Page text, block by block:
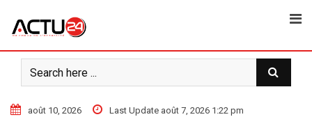
août 10, 2026
Last Update août 7, 2026 1:22 pm